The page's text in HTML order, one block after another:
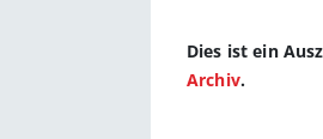
Dies ist ein
Archiv.